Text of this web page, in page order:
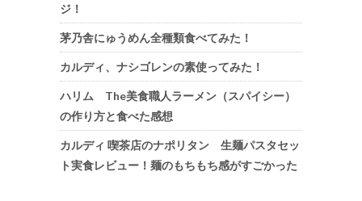
ジ！
茅乃舎にゅうめん全種類食べてみた！
カルディ、ナシゴレンの素使ってみた！
ハリム The美食職人ラーメン（スパイシー）
の作り方と食べた感想
カルディ 喫茶店のナポリタン 生麺パスタセッ
ト実食レビュー！麺のもちもち感がすごかった